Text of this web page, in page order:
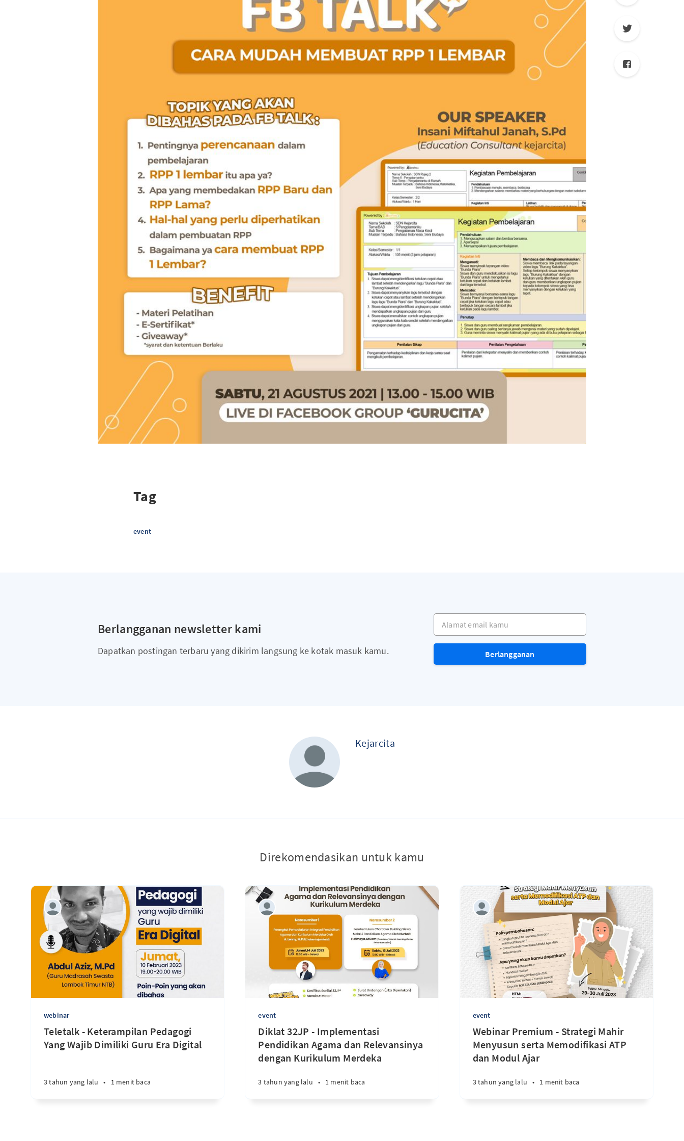
Tag
event
Berlangganan newsletter kami
Dapatkan postingan terbaru yang dikirim langsung ke kotak masuk kamu.
Alamat email kamu
Berlangganan
Kejarcita
Direkomendasikan untuk kamu
webinar
Teletalk - Keterampilan Pedagogi
Yang Wajib Dimiliki Guru Era Digital
3 tahun yang lalu • 1 menit baca
event
Diklat 32JP - Implementasi
Pendidikan Agama dan Relevansinya
dengan Kurikulum Merdeka
3 tahun yang lalu • 1 menit baca
event
Webinar Premium - Strategi Mahir
Menyusun serta Memodifikasi ATP
dan Modul Ajar
3 tahun yang lalu • 1 menit baca